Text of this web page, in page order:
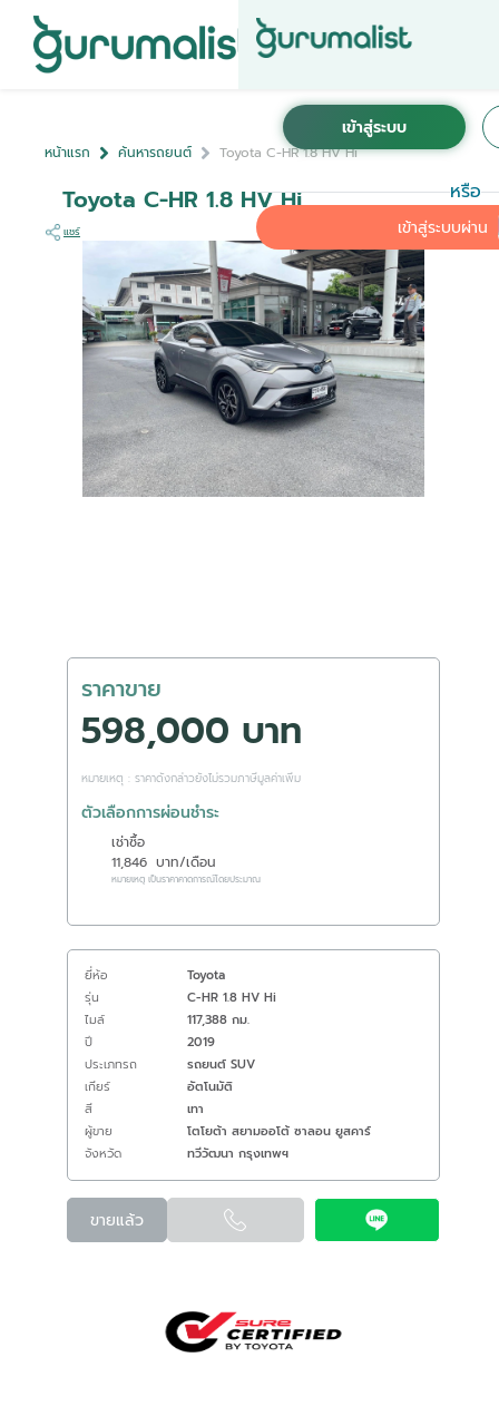
หรือ
เข้าสู่ระบบผ่าน
หน้าแรก ค้นหารถยนต์ Toyota C-HR 1.8 HV Hi
Toyota C-HR 1.8 HV Hi
แชร์
ราคาขาย
598,000 บาท
หมายเหตุ : ราคาดังกล่าวยังไม่รวมภาษีมูลค่าเพิ่ม
ตัวเลือกการผ่อนชำระ
เช่าซื้อ
11,846 บาท/เดือน
หมายเหตุ เป็นราคาคาดการณ์โดยประมาณ
ยี่ห้อ
Toyota
รุ่น
C-HR 1.8 HV Hi
ไมล์
117,388 กม.
ปี
2019
ประเภทรถ
รถยนต์ SUV
เกียร์
อัตโนมัติ
สี
เทา
ผู้ขาย
โตโยต้า สยามออโต้ ซาลอน ยูสคาร์
จังหวัด
ทวีวัฒนา กรุงเทพฯ
ขายแล้ว